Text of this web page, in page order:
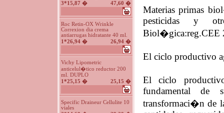
3*15,87 �
47,60 �
Roc Retin-OX Wrinkle
Correxion dia crema
antiarrugas hidratante 40 ml.
1*26,94 �
26,94 �
Vichy Lipometric
anticelul�tico reductor 200
ml. DUPLO
1*25,15 �
25,15 �
Specific Draineur Cellulite 10
viales
Materias primas
pesticidas y
Biol�gica:reg.CEE
El ciclo productivo
El ciclo
fundamental de
transformaci�n de